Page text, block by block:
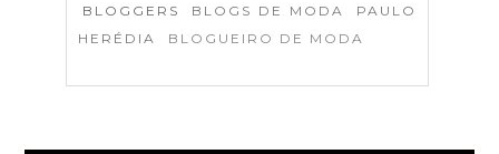
BLOGGERS
BLOGS DE MODA
PAULO
HERÉDIA
BLOGUEIRO DE MODA